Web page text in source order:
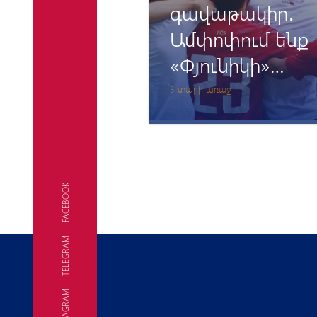
TELEGRAM
FACEBOOK
3 տարի առաջ
գավաթակիր․
Ամփոփում ենք
«Փյունիկի»
ակադեմիայի
մրցաշրջանը